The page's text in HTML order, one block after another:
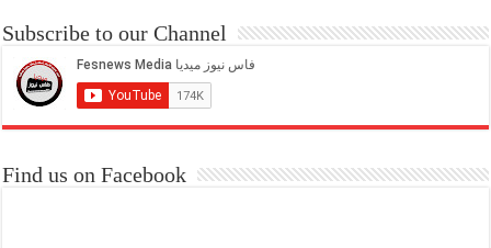
Subscribe to our Channel
Find us on Facebook